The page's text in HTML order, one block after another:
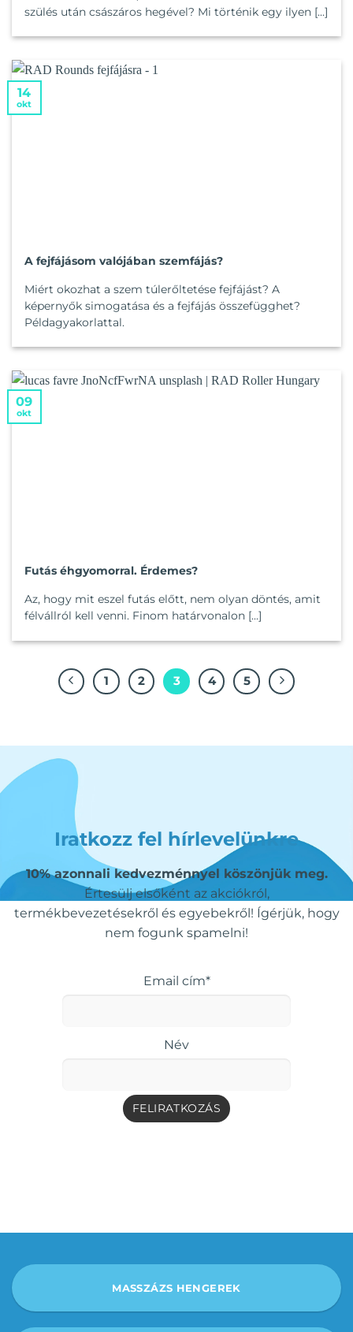
szülés után császáros hegével? Mi történik egy ilyen [...]
A fejfájásom valójában szemfájás?
Miért okozhat a szem túlerőltetése fejfájást? A
képernyők simogatása és a fejfájás összefügghet?
Példagyakorlattal.
14
okt
Futás éhgyomorral. Érdemes?
Az, hogy mit eszel futás előtt, nem olyan döntés, amit
félvállról kell venni. Finom határvonalon [...]
09
okt
1 2 3 4 5
Iratkozz fel hírlevelünkre
10% azonnali kedvezménnyel köszönjük meg.
Értesülj elsőként az akciókról,
termékbevezetésekről és egyebekről! Ígérjük, hogy
nem fogunk spamelni!
Email cím*
Név
MASSZÁZS HENGEREK